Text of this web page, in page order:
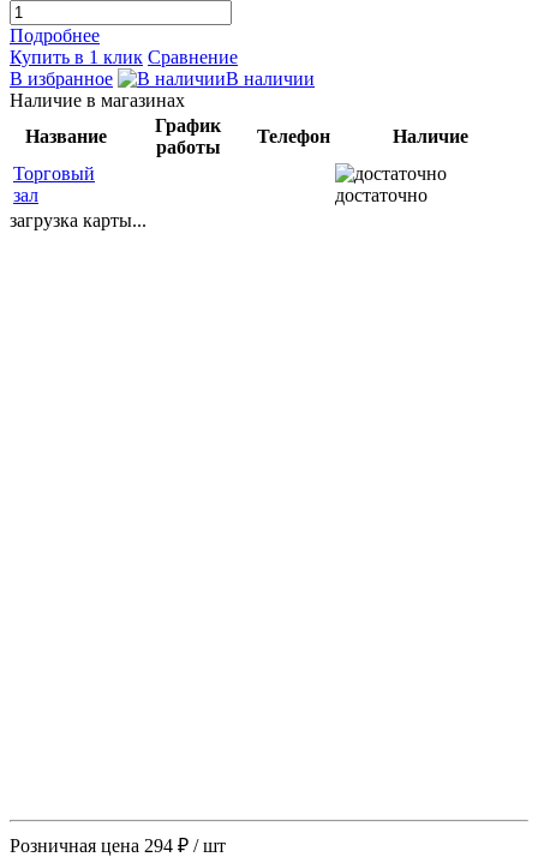
Подробнее
Купить в 1 клик Сравнение
В избранное
В наличии
Наличие в магазинах
Название
График
работы
Телефон
Наличие
Торговый
зал
достаточно
загрузка карты...
Розничная цена 294 ₽ / шт